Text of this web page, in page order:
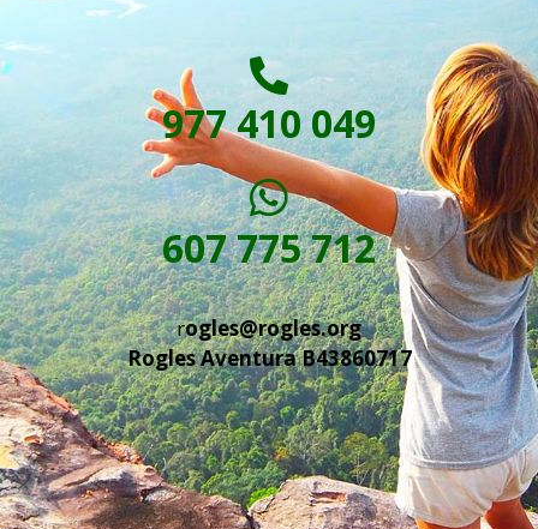
977 410 049
607 775 712
rogles@rogles.org
Rogles Aventura B43860717